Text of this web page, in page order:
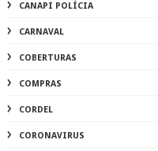
CANAPI POLÍCIA
CARNAVAL
COBERTURAS
COMPRAS
CORDEL
CORONAVIRUS